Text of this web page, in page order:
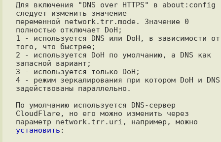
Для включения "DNS over HTTPS" в about:config
следует изменить значение
переменной network.trr.mode. Значение 0
полностью отключает DoH;
1 - используется DNS или DoH, в зависимости от
того, что быстрее;
2 - используется DoH по умолчанию, а DNS как
запасной вариант;
3 - используется только DoH;
4 - режим зеркалирования при котором DoH и DNS
задействованы параллельно.
По умолчанию используется DNS-сервер
CloudFlare, но его можно изменить через
установить :